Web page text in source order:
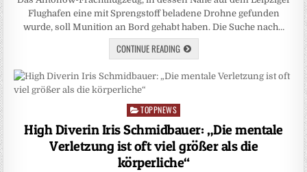
Flughafen eine mit Sprengstoff beladene Drohne gefunden
wurde, soll Munition an Bord gehabt haben. Die Suche nach…
CONTINUE READING
Posted
in
TOPPNEWS
High Diverin Iris Schmidbauer: „Die mentale
Verletzung ist oft viel größer als die
körperliche“